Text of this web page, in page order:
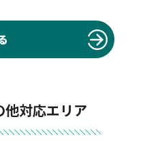
対応エリア